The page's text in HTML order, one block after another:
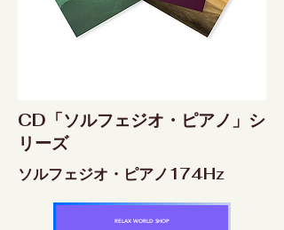
CD「ソルフェジオ・ピアノ」シ
リーズ
ソルフェジオ・ピアノ174Hz
RELAX WORLD SHOP